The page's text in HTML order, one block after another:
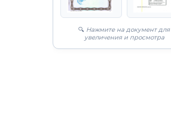
🔍 Нажмите на документ для
увеличения и просмотра